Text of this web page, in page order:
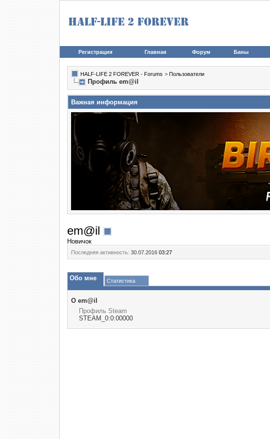
Регистрация Главная Форум Баны
HALF-LIFE 2 FOREVER - Forums > Пользователи
Профиль em@il
Важная информация
em@il
Новичок
Последняя активность: 30.07.2016 03:27
Обо мне Статистика
О em@il
Профиль Steam
STEAM_0:0:00000